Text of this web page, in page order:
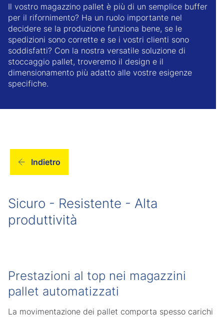
Il vostro magazzino pallet è più di un semplice buffer
per il rifornimento? Ha un ruolo importante nel
decidere se la produzione funziona bene, se le
spedizioni sono corrette e se i vostri clienti sono
soddisfatti? Con la nostra versatile soluzione di
stoccaggio pallet, troveremo il design e il
dimensionamento più adatto alle vostre esigenze
specifiche.
Indietro
Sicuro - Resistente - Alta
produttività
Prestazioni al top nei magazzini
pallet automatizzati
La movimentazione dei pallet comporta spesso carichi